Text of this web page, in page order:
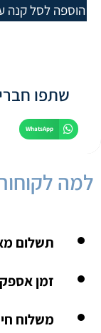
הוספה לסלקנה
שתפו
WhatsApp
למה
תשלום
זמן אספקה: עד 5
משלוח חינם